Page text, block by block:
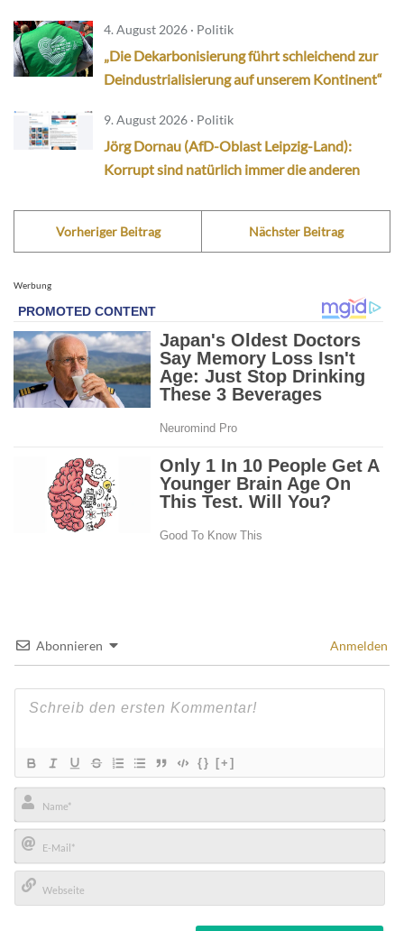
4. August 2026 · Politik
„Die Dekarbonisierung führt schleichend zur
Deindustrialisierung auf unserem Kontinent“
9. August 2026 · Politik
Jörg Dornau (AfD-Oblast Leipzig-Land):
Korrupt sind natürlich immer die anderen
Vorheriger Beitrag Nächster Beitrag
Werbung
Abonnieren Anmelden
{} [+]
Name*
E-
Mail*